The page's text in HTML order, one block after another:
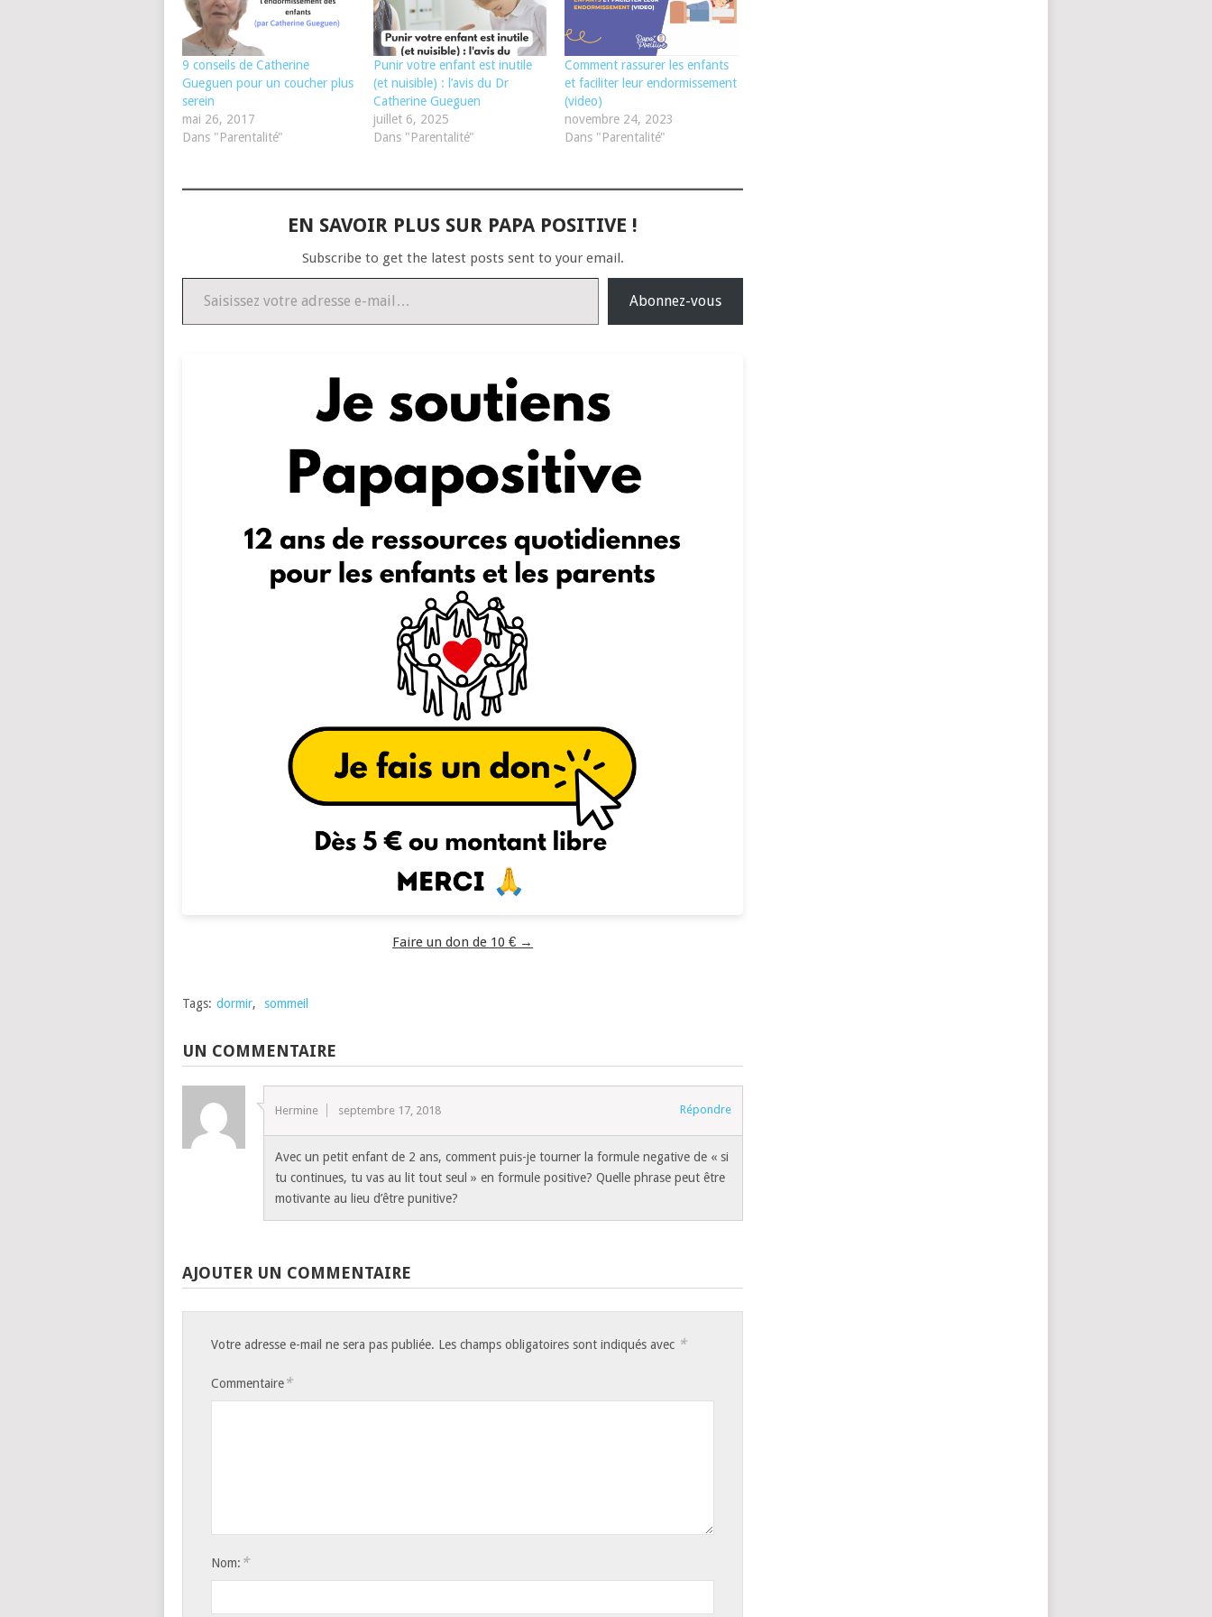
9 conseils de Catherine
Gueguen pour un coucher plus
serein
mai 26, 2017
Dans "Parentalité"
Punir votre enfant est inutile
(et nuisible) : l’avis du Dr
Catherine Gueguen
juillet 6, 2025
Dans "Parentalité"
Comment rassurer les enfants
et faciliter leur endormissement
(video)
novembre 24, 2023
Dans "Parentalité"
EN SAVOIR PLUS SUR PAPA POSITIVE !
Subscribe to get the latest posts sent to your email.
Saisissez votre adresse e-mail…
Abonnez-vous
Faire un don de 10 € →
Tags: dormir, sommeil
UN COMMENTAIRE
Hermine septembre 17, 2018 Répondre
Avec un petit enfant de 2 ans, comment puis-je tourner la formule negative de « si
tu continues, tu vas au lit tout seul » en formule positive? Quelle phrase peut être
motivante au lieu d’être punitive?
AJOUTER UN COMMENTAIRE
Votre adresse e-mail ne sera pas publiée. Les champs obligatoires sont indiqués avec *
Commentaire*
Nom: *